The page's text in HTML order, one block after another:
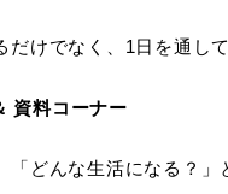
だけでなく、1日を通し
資料コーナー
「どんな生活になる？